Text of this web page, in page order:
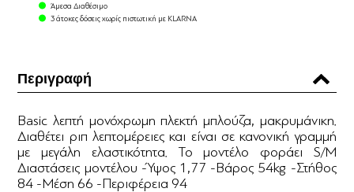
Άμεσα Διαθέσιμο
3 άτοκες δόσεις χωρίς πιστωτική με KLARNA
Περιγραφή
Βasic λεπτή μονόχρωμη πλεκτή μπλούζα, μακρυμάνικη.
Διαθέτει ριπ λεπτομέρειες και είναι σε κανονική γραμμή
με μεγάλη ελαστικότητα. Το μοντέλο φοράει S/M
Διαστάσεις μοντέλου -Ύψος 1,77 -Βάρος 54kg -Στήθος
84 -Μέση 66 -Περιφέρεια 94